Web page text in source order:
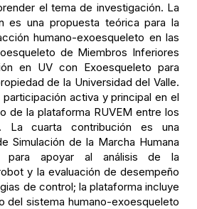
el tema de investigación. La
es una propuesta teórica para la
humano-exoesqueleto en las
de Miembros Inferiores
en UV con Exoesqueleto para
de la Universidad del Valle.
activa y principal en el
de la plataforma RUVEM entre los
La cuarta contribución es una
Simulación de la Marcha Humana
para apoyar al análisis de la
y la evaluación de desempeño
de control; la plataforma incluye
del sistema humano-exoesqueleto